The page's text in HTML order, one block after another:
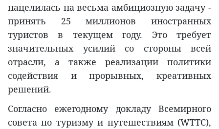
нацелилась на весьма амбициозную задачу -
принять 25 миллионов иностранных
туристов в текущем году. Это требует
значительных усилий со стороны всей
отрасли, а также реализации политики
содействия и прорывных, креативных
решений.
Согласно ежегодному докладу Всемирного
совета по туризму и путешествиям (WTTC),